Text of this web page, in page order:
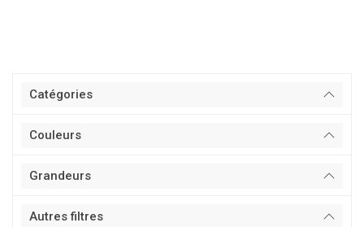
Catégories
Couleurs
Grandeurs
Autres filtres